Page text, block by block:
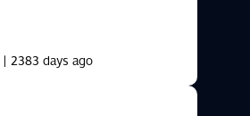
| 2383 days ago